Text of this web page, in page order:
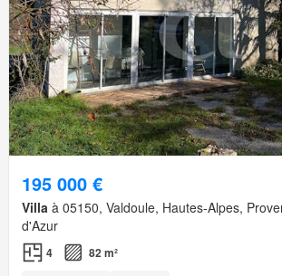
195 000 €
Villa à 05150, Valdoule, Hautes-Alpes,
d'Azur
4 82 m²